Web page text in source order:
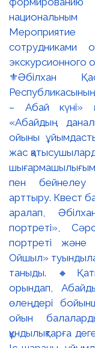
⚜️Әбілхан
– Абай күні»
«Абайдың
ойыны
жас
пен бейнелеу
арттыру. Квест
аралап,
портреті»,
портреті және
Ойшыл»
таныды.
орындап,
өлеңдері
ойын
құндылықтарға